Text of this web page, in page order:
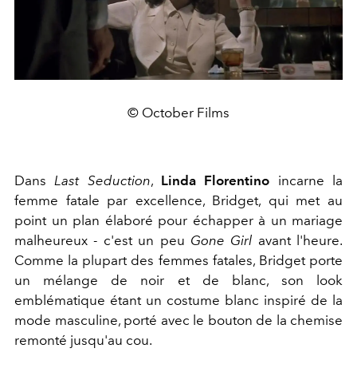
© October Films
Dans Last Seduction, Linda Florentino incarne la
femme fatale par excellence, Bridget, qui met au
point un plan élaboré pour échapper à un mariage
malheureux - c'est un peu Gone Girl avant l'heure.
Comme la plupart des femmes fatales, Bridget porte
un mélange de noir et de blanc, son look
emblématique étant un costume blanc inspiré de la
mode masculine, porté avec le bouton de la chemise
remonté jusqu'au cou.